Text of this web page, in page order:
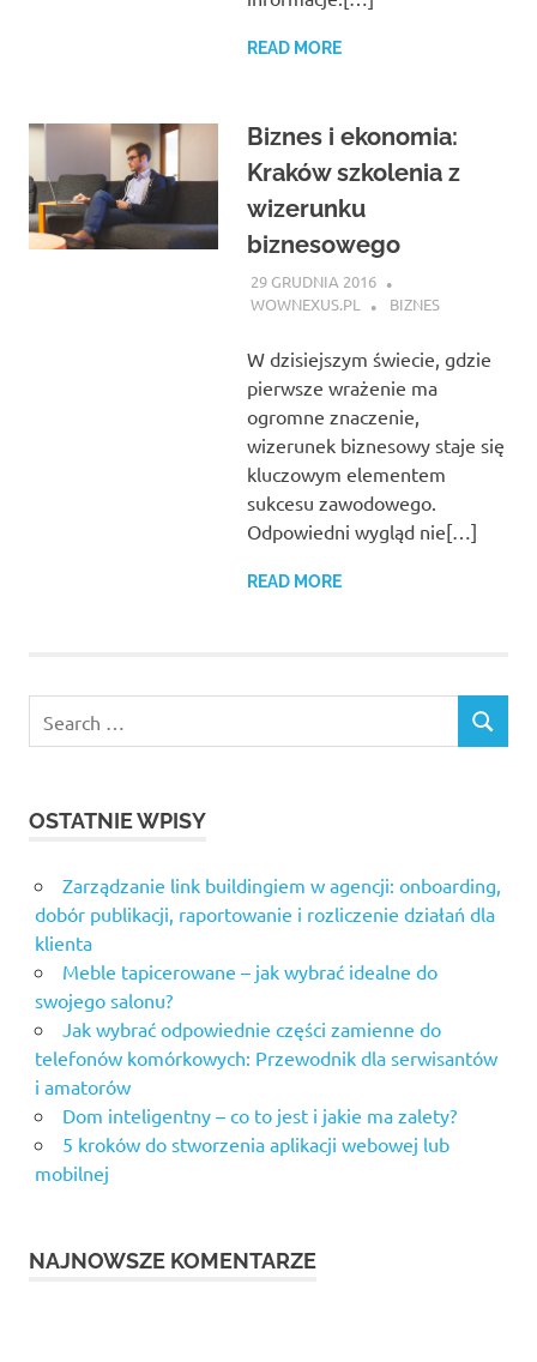
READ MORE
Biznes i ekonomia:
Kraków szkolenia z
wizerunku
biznesowego
29 GRUDNIA 2016
WOWNEXUS.PL
BIZNES
W dzisiejszym świecie, gdzie
pierwsze wrażenie ma
ogromne znaczenie,
wizerunek biznesowy staje się
kluczowym elementem
sukcesu zawodowego.
Odpowiedni wygląd nie[…]
READ MORE
for:
SEARCH
OSTATNIE WPISY
Zarządzanie link buildingiem w agencji: onboarding,
dobór publikacji, raportowanie i rozliczenie działań dla
klienta
Meble tapicerowane – jak wybrać idealne do
swojego salonu?
Jak wybrać odpowiednie części zamienne do
telefonów komórkowych: Przewodnik dla serwisantów
i amatorów
Dom inteligentny – co to jest i jakie ma zalety?
5 kroków do stworzenia aplikacji webowej lub
mobilnej
NAJNOWSZE KOMENTARZE